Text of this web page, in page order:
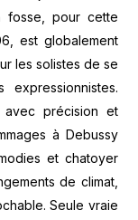
fosse, pour cette
est globalement
les solistes de se
avec précision et
à Debussy
et chatoyer
de climat,
Seule vraie